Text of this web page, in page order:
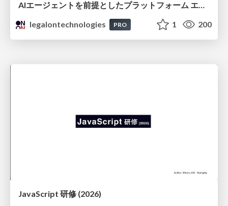
legalontechnologies
PRO 1 200
JavaScript 研修 (2026)